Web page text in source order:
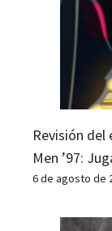
Revisión del
Men ’97:
6 de agosto de